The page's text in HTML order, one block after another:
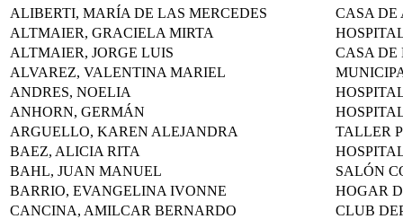
ALIBERTI, MARÍA DE LAS MERCEDES
CASA DE
ALTMAIER, GRACIELA MIRTA
ALTMAIER, JORGE LUIS
CASA DE
ALVAREZ, VALENTINA MARIEL
ANDRES, NOELIA
ANHORN, GERMÁN
ARGUELLO, KAREN ALEJANDRA
TALLER
BAEZ, ALICIA RITA
BAHL, JUAN MANUEL
SALÓN
BARRIO, EVANGELINA IVONNE
HOGAR
CANCINA, AMILCAR BERNARDO
CLUB